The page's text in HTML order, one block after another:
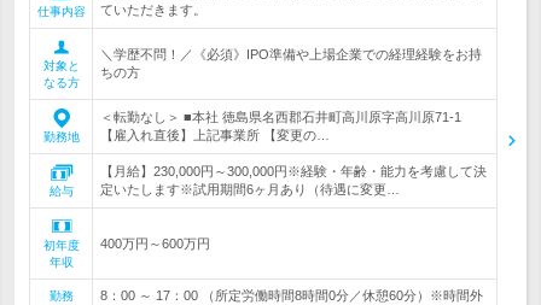
仕事内容
ていただきます。
対象と
なる方
＼学歴不問！／《必須》IPO準備や上場企業での経理経験をお持
ちの方
勤務地
＜転勤なし＞ ■本社 徳島県名西郡石井町高川原字高川原71-1
【雇入れ直後】上記事業所 【変更の…
給与
【月給】230,000円～300,000円※経験・年齢・能力を考慮して決
定いたします※試用期間6ヶ月あり（待遇に変更…
初年度
年収
400万円～600万円
勤務
8：00 ～ 17：00 （所定労働時間8時間0分／休憩60分）※時間外